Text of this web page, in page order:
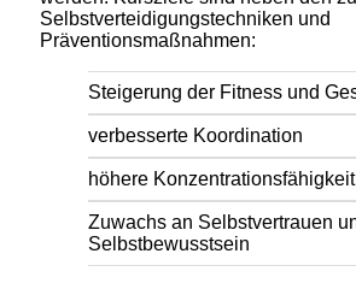
Selbstverteidigungstechniken und
Präventionsmaßnahmen:
Steigerung der Fitness und
verbesserte Koordination
höhere Konzentrationsfähigkeit
Zuwachs an Selbstvertrauen
Selbstbewusstsein